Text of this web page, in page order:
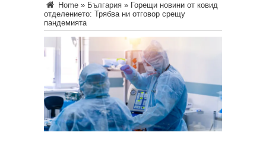
Home » България » Горещи новини от ковид
отделението: Трябва ни отговор срещу
пандемията